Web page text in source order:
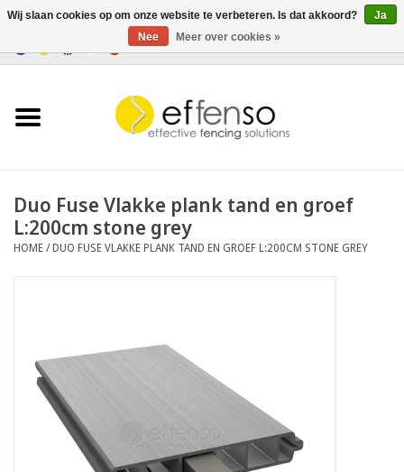
Verlichting
Documenten
Duo Fuse Vlakke plank tand en groef
L:200cm stone grey
HOME /DUO FUSE VLAKKE PLANK TAND EN GROEF L:200CM STONE GREY
Wij slaan cookies op om onze website te verbeteren. Is dat akkoord?
Ja
Nee
Meer over cookies »